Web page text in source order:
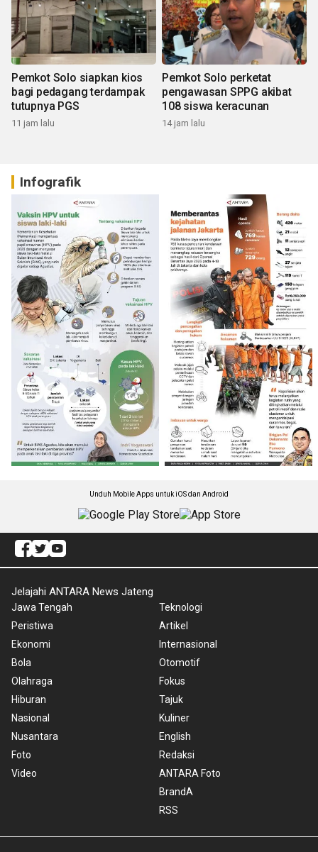
Pemkot Solo siapkan kios
bagi pedagang terdampak
tutupnya PGS
11 jam lalu
Pemkot Solo perketat
pengawasan SPPG akibat
108 siswa keracunan
14 jam lalu
Infografik
Unduh Mobile Apps untuk iOS dan Android
Jelajahi ANTARA News Jateng
Jawa Tengah
Peristiwa
Ekonomi
Bola
Olahraga
Hiburan
Nasional
Nusantara
Foto
Video
Teknologi
Artikel
Internasional
Otomotif
Fokus
Tajuk
Kuliner
English
Redaksi
ANTARA Foto
BrandA
RSS